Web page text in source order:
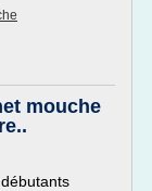
mouche